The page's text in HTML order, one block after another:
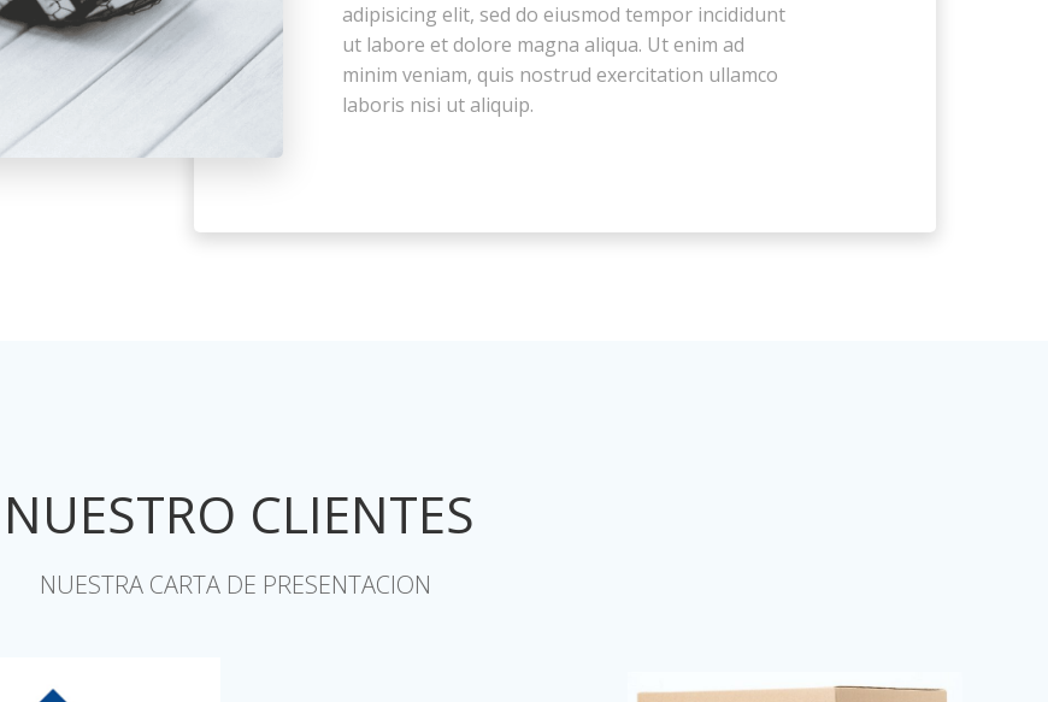
adipisicing elit, sed do eiusmod tempor incididunt
ut labore et dolore magna aliqua. Ut enim ad
minim veniam, quis nostrud exercitation ullamco
laboris nisi ut aliquip.
NUESTRO CLIENTES
NUESTRA CARTA DE PRESENTACION